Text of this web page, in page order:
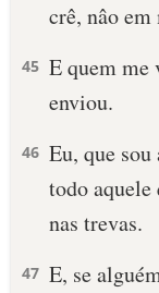
crê, nâo
45 E quem me
enviou.
46 Eu, que
todo aquele
nas trevas.
47 E, se